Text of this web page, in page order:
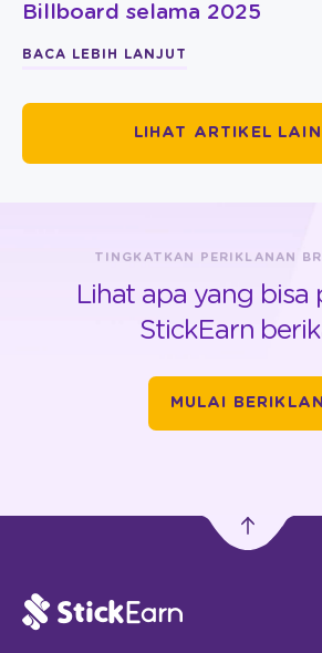
Billboard selama 2025
BACA LEBIH LANJUT
LIHAT ARTIKEL
TINGKATKAN PERIKLANAN
Lihat apa yang bisa
StickEarn
MULAI BERIKLAN